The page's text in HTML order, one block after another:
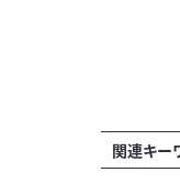
関連キー